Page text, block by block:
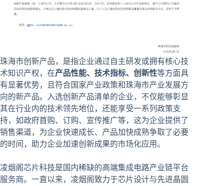
珠海市创新产品，是指企业通过自主研发或拥有核心技
术知识产权，在产品性能、技术指标、创新性等方面具
有显著优势，且符合国家产业政策和珠海市产业发展方
向的新产品。入选创新产品清单的企业，不仅能够彰显
其在行业内的技术领先地位，还能享受一系列政策支
持，如政府首购、订购、宣传推广等，这为企业提供了
销售渠道，为企业快速成长、产品加快成熟争取了必要
的时间，助力企业加速创新成果的市场化应用。
凌烟阁芯片科技是国内稀缺的高端集成电路产业链平台
服务商。一直以来，凌烟阁致力于芯片设计与先进晶圆